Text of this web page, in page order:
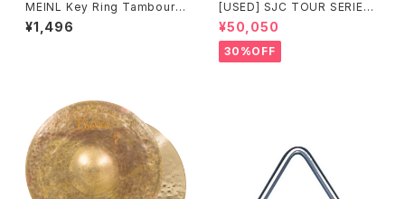
MEINL Key Ring Tambourin
e (Red) KRT-R
¥1,496
[USED] SJC TOUR SERIES
SNARE 14 × 6.5 マットブラッ
ク
¥50,050
30%OFF